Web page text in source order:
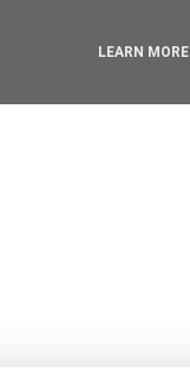
LEARN MORE